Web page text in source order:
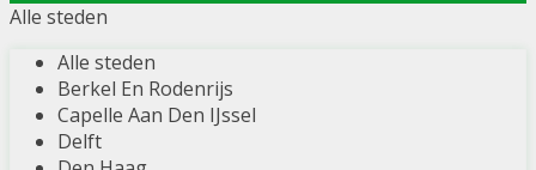
Alle steden
Alle steden
Berkel En Rodenrijs
Capelle Aan Den IJssel
Delft